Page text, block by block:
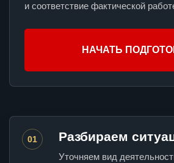
и соответствие фактической
НАЧАТЬ
01 Разбираем
Уточняем вид